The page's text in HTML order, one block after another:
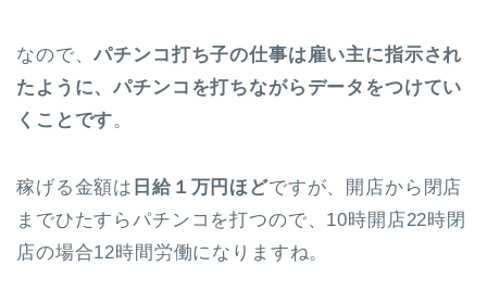
なので、パチンコ打ち子の仕事は雇い主に指示され
たように、パチンコを打ちながらデータをつけてい
くことです。
稼げる金額は 日給１万円ほどですが、開店から閉店
までひたすらパチンコを打つので、10時開店22時閉
店の場合12時間労働になりますね。